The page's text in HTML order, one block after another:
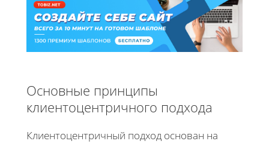
Основные принципы
клиентоцентричного подхода
Клиентоцентричный подход основан на